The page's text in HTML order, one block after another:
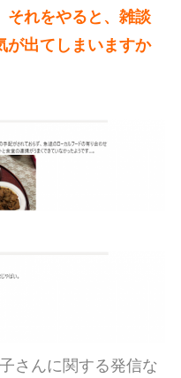
それをやると、雑談
が出てしまいますか
さんに関する発信な